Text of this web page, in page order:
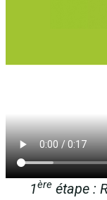
1ère étape :